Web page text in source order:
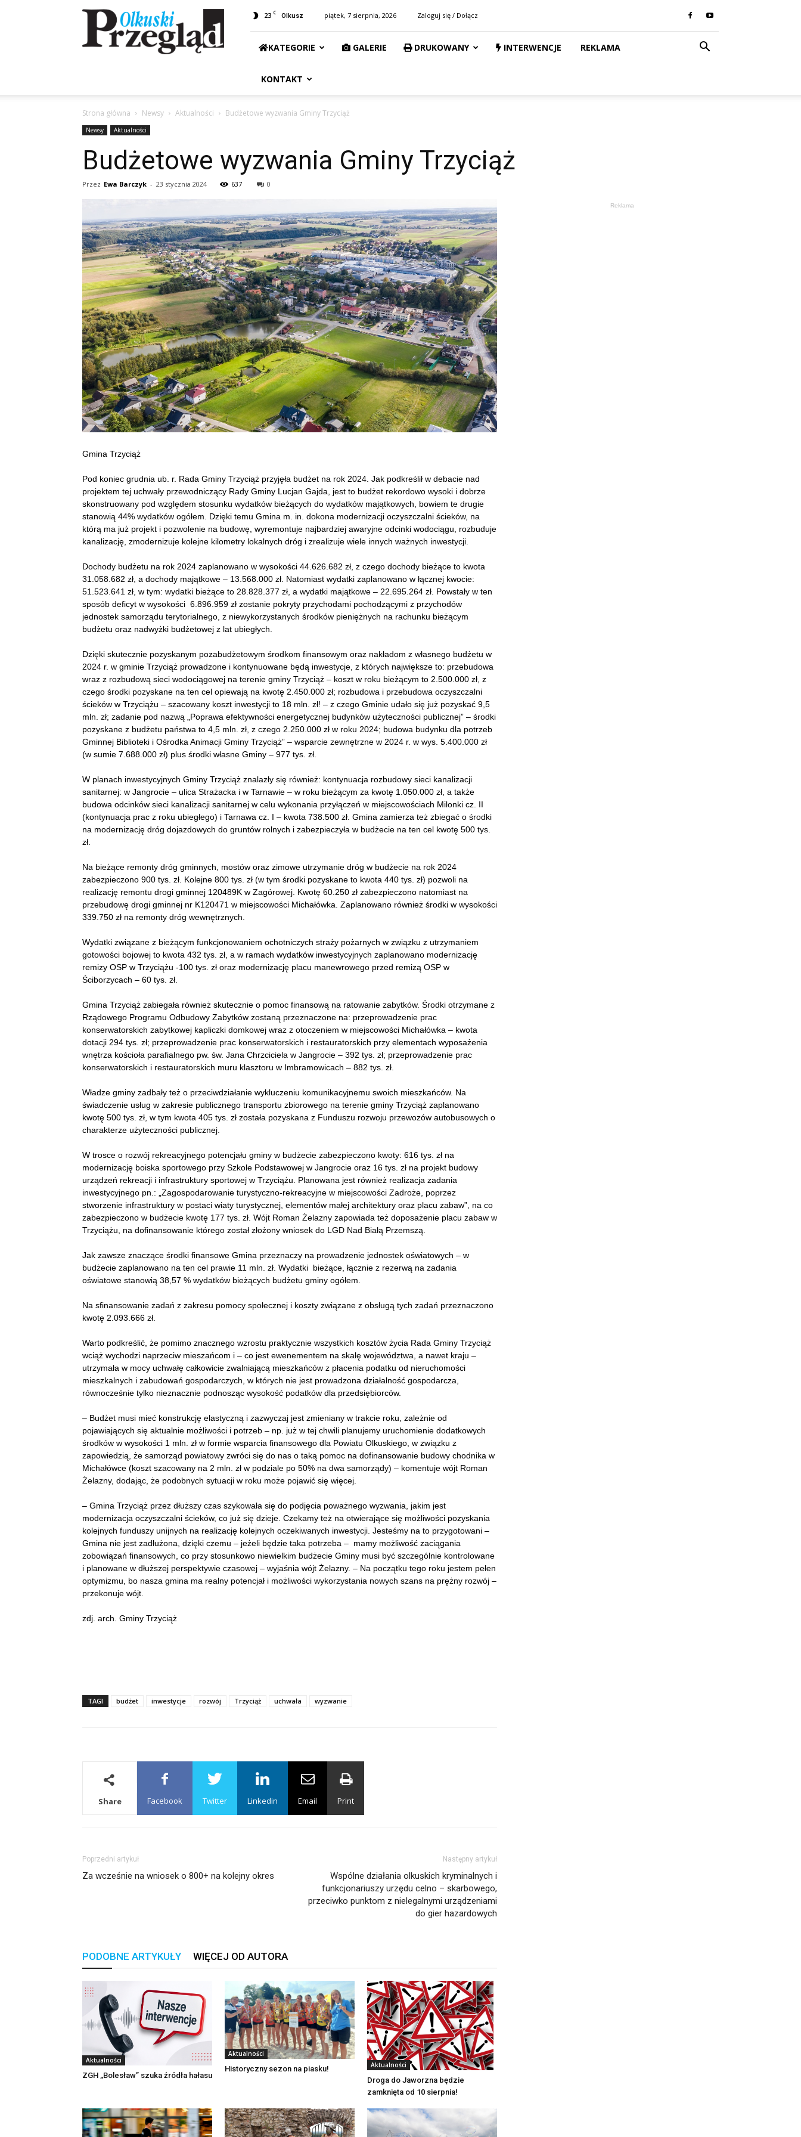
Przegląd
Olkuski
23 C Olkusz piątek, 7 sierpnia, 2026 Zaloguj się / Dołącz
KATEGORIE GALERIE DRUKOWANY INTERWENCJE REKLAMA
KONTAKT
Strona główna Newsy Aktualności Budżetowe wyzwania Gminy Trzyciąż
Newsy Aktualności
Budżetowe wyzwania Gminy Trzyciąż
Przez Ewa Barczyk - 23 stycznia 2024 637 0
Gmina Trzyciąż
Pod koniec grudnia ub. r. Rada Gminy Trzyciąż przyjęła budżet na rok 2024. Jak podkreślił w debacie nad
projektem tej uchwały przewodniczący Rady Gminy Lucjan Gajda, jest to budżet rekordowo wysoki i dobrze
skonstruowany pod względem stosunku wydatków bieżących do wydatków majątkowych, bowiem te drugie
stanowią 44% wydatków ogółem. Dzięki temu Gmina m. in. dokona modernizacji oczyszczalni ścieków, na
którą ma już projekt i pozwolenie na budowę, wyremontuje najbardziej awaryjne odcinki wodociągu, rozbuduje
kanalizację, zmodernizuje kolejne kilometry lokalnych dróg i zrealizuje wiele innych ważnych inwestycji.
Dochody budżetu na rok 2024 zaplanowano w wysokości 44.626.682 zł, z czego dochody bieżące to kwota
31.058.682 zł, a dochody majątkowe – 13.568.000 zł. Natomiast wydatki zaplanowano w łącznej kwocie:
51.523.641 zł, w tym: wydatki bieżące to 28.828.377 zł, a wydatki majątkowe – 22.695.264 zł. Powstały w ten
sposób deficyt w wysokości 6.896.959 zł zostanie pokryty przychodami pochodzącymi z przychodów
jednostek samorządu terytorialnego, z niewykorzystanych środków pieniężnych na rachunku bieżącym
budżetu oraz nadwyżki budżetowej z lat ubiegłych.
Dzięki skutecznie pozyskanym pozabudżetowym środkom finansowym oraz nakładom z własnego budżetu w
2024 r. w gminie Trzyciąż prowadzone i kontynuowane będą inwestycje, z których największe to: przebudowa
wraz z rozbudową sieci wodociągowej na terenie gminy Trzyciąż – koszt w roku bieżącym to 2.500.000 zł, z
czego środki pozyskane na ten cel opiewają na kwotę 2.450.000 zł; rozbudowa i przebudowa oczyszczalni
ścieków w Trzyciążu – szacowany koszt inwestycji to 18 mln. zł! – z czego Gminie udało się już pozyskać 9,5
mln. zł; zadanie pod nazwą „Poprawa efektywności energetycznej budynków użyteczności publicznej” – środki
pozyskane z budżetu państwa to 4,5 mln. zł, z czego 2.250.000 zł w roku 2024; budowa budynku dla potrzeb
Gminnej Biblioteki i Ośrodka Animacji Gminy Trzyciąż” – wsparcie zewnętrzne w 2024 r. w wys. 5.400.000 zł
(w sumie 7.688.000 zł) plus środki własne Gminy – 977 tys. zł.
W planach inwestycyjnych Gminy Trzyciąż znalazły się również: kontynuacja rozbudowy sieci kanalizacji
sanitarnej: w Jangrocie – ulica Strażacka i w Tarnawie – w roku bieżącym za kwotę 1.050.000 zł, a także
budowa odcinków sieci kanalizacji sanitarnej w celu wykonania przyłączeń w miejscowościach Milonki cz. II
(kontynuacja prac z roku ubiegłego) i Tarnawa cz. I – kwota 738.500 zł. Gmina zamierza też zbiegać o środki
na modernizację dróg dojazdowych do gruntów rolnych i zabezpieczyła w budżecie na ten cel kwotę 500 tys.
zł.
Na bieżące remonty dróg gminnych, mostów oraz zimowe utrzymanie dróg w budżecie na rok 2024
zabezpieczono 900 tys. zł. Kolejne 800 tys. zł (w tym środki pozyskane to kwota 440 tys. zł) pozwoli na
realizację remontu drogi gminnej 120489K w Zagórowej. Kwotę 60.250 zł zabezpieczono natomiast na
przebudowę drogi gminnej nr K120471 w miejscowości Michałówka. Zaplanowano również środki w wysokości
339.750 zł na remonty dróg wewnętrznych.
Wydatki związane z bieżącym funkcjonowaniem ochotniczych straży pożarnych w związku z utrzymaniem
gotowości bojowej to kwota 432 tys. zł, a w ramach wydatków inwestycyjnych zaplanowano modernizację
remizy OSP w Trzyciążu -100 tys. zł oraz modernizację placu manewrowego przed remizą OSP w
Ściborzycach – 60 tys. zł.
Gmina Trzyciąż zabiegała również skutecznie o pomoc finansową na ratowanie zabytków. Środki otrzymane z
Rządowego Programu Odbudowy Zabytków zostaną przeznaczone na: przeprowadzenie prac
konserwatorskich zabytkowej kapliczki domkowej wraz z otoczeniem w miejscowości Michałówka – kwota
dotacji 294 tys. zł; przeprowadzenie prac konserwatorskich i restauratorskich przy elementach wyposażenia
wnętrza kościoła parafialnego pw. św. Jana Chrzciciela w Jangrocie – 392 tys. zł; przeprowadzenie prac
konserwatorskich i restauratorskich muru klasztoru w Imbramowicach – 882 tys. zł.
Władze gminy zadbały też o przeciwdziałanie wykluczeniu komunikacyjnemu swoich mieszkańców. Na
świadczenie usług w zakresie publicznego transportu zbiorowego na terenie gminy Trzyciąż zaplanowano
kwotę 500 tys. zł, w tym kwota 405 tys. zł została pozyskana z Funduszu rozwoju przewozów autobusowych o
charakterze użyteczności publicznej.
W trosce o rozwój rekreacyjnego potencjału gminy w budżecie zabezpieczono kwoty: 616 tys. zł na
modernizację boiska sportowego przy Szkole Podstawowej w Jangrocie oraz 16 tys. zł na projekt budowy
urządzeń rekreacji i infrastruktury sportowej w Trzyciążu. Planowana jest również realizacja zadania
inwestycyjnego pn.: „Zagospodarowanie turystyczno-rekreacyjne w miejscowości Zadroże, poprzez
stworzenie infrastruktury w postaci wiaty turystycznej, elementów małej architektury oraz placu zabaw”, na co
zabezpieczono w budżecie kwotę 177 tys. zł. Wójt Roman Żelazny zapowiada też doposażenie placu zabaw w
Trzyciążu, na dofinansowanie którego został złożony wniosek do LGD Nad Białą Przemszą.
Jak zawsze znaczące środki finansowe Gmina przeznaczy na prowadzenie jednostek oświatowych – w
budżecie zaplanowano na ten cel prawie 11 mln. zł. Wydatki bieżące, łącznie z rezerwą na zadania
oświatowe stanowią 38,57 % wydatków bieżących budżetu gminy ogółem.
Na sfinansowanie zadań z zakresu pomocy społecznej i koszty związane z obsługą tych zadań przeznaczono
kwotę 2.093.666 zł.
Warto podkreślić, że pomimo znacznego wzrostu praktycznie wszystkich kosztów życia Rada Gminy Trzyciąż
wciąż wychodzi naprzeciw mieszańcom i – co jest ewenementem na skalę województwa, a nawet kraju –
utrzymała w mocy uchwałę całkowicie zwalniającą mieszkańców z płacenia podatku od nieruchomości
mieszkalnych i zabudowań gospodarczych, w których nie jest prowadzona działalność gospodarcza,
równocześnie tylko nieznacznie podnosząc wysokość podatków dla przedsiębiorców.
– Budżet musi mieć konstrukcję elastyczną i zazwyczaj jest zmieniany w trakcie roku, zależnie od
pojawiających się aktualnie możliwości i potrzeb – np. już w tej chwili planujemy uruchomienie dodatkowych
środków w wysokości 1 mln. zł w formie wsparcia finansowego dla Powiatu Olkuskiego, w związku z
zapowiedzią, że samorząd powiatowy zwróci się do nas o taką pomoc na dofinansowanie budowy chodnika w
Michałówce (koszt szacowany na 2 mln. zł w podziale po 50% na dwa samorządy) – komentuje wójt Roman
Żelazny, dodając, że podobnych sytuacji w roku może pojawić się więcej.
– Gmina Trzyciąż przez dłuższy czas szykowała się do podjęcia poważnego wyzwania, jakim jest
modernizacja oczyszczalni ścieków, co już się dzieje. Czekamy też na otwierające się możliwości pozyskania
kolejnych funduszy unijnych na realizację kolejnych oczekiwanych inwestycji. Jesteśmy na to przygotowani –
Gmina nie jest zadłużona, dzięki czemu – jeżeli będzie taka potrzeba – mamy możliwość zaciągania
zobowiązań finansowych, co przy stosunkowo niewielkim budżecie Gminy musi być szczególnie kontrolowane
i planowane w dłuższej perspektywie czasowej – wyjaśnia wójt Żelazny. – Na początku tego roku jestem pełen
optymizmu, bo nasza gmina ma realny potencjał i możliwości wykorzystania nowych szans na prężny rozwój –
przekonuje wójt.
zdj. arch. Gminy Trzyciąż
TAGI budżet inwestycje rozwój Trzyciąż uchwała wyzwanie
Share Facebook Twitter Linkedin Email Print
Poprzedni artykuł
Za wcześnie na wniosek o 800+ na kolejny okres
Następny artykuł
Wspólne działania olkuskich kryminalnych i
funkcjonariuszy urzędu celno – skarbowego,
przeciwko punktom z nielegalnymi urządzeniami
do gier hazardowych
PODOBNE ARTYKUŁY WIĘCEJ OD AUTORA
Aktualności
ZGH „Bolesław” szuka źródła hałasu
Aktualności
Historyczny sezon na piasku! Aktualności
Droga do Jaworzna będzie
zamknięta od 10 sierpnia!
Reklama